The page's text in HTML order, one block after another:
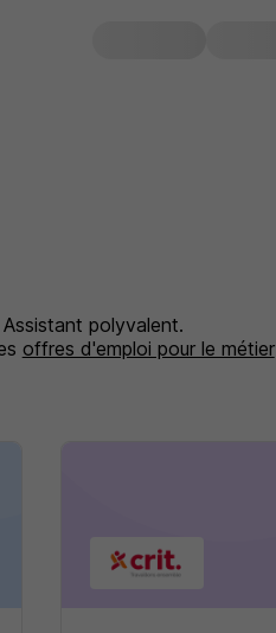
polyvalent.
offres d'emploi pour le métier